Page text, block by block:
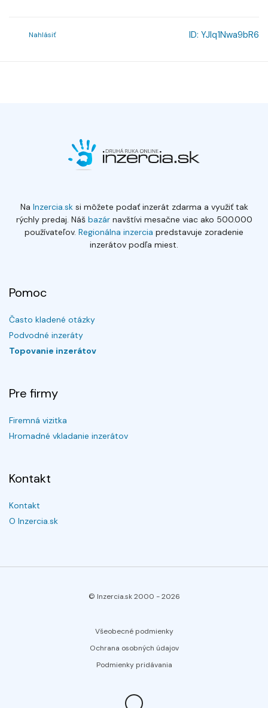
Nahlásiť ID: YJlq1Nwa9bR6
Na Inzercia.sksi môžete podať inzerát zdarma a využiť tak
rýchly predaj. Náš bazárnavštívi mesačne viac ako 500.000
používateľov. Regionálna inzercia predstavuje zoradenie
inzerátov podľa miest.
Pomoc
Často kladené otázky
Podvodné inzeráty
Topovanie inzerátov
Pre firmy
Firemná vizitka
Hromadné vkladanie inzerátov
Kontakt
Kontakt
O Inzercia.sk
© Inzercia.sk 2000 -2026
Všeobecné podmienky
Ochrana osobných údajov
Podmienky pridávania